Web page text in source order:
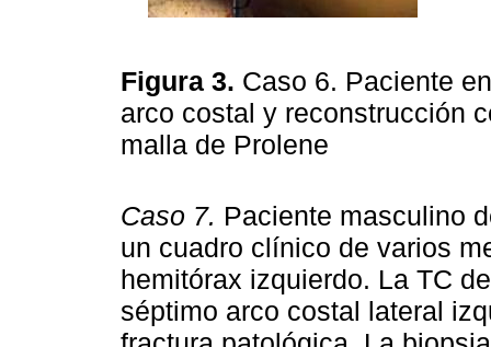
Figura 3. Caso 6. Paciente
arco costal y reconstrucción
malla de Prolene
Caso 7. Paciente masculino
un cuadro clínico de varios
hemitórax izquierdo. La TC
séptimo arco costal lateral